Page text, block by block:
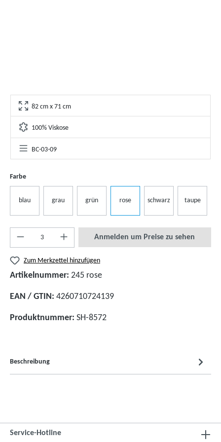
82 cm x 71 cm
100% Viskose
BC-03-09
Farbe
blau grau grün rose schwarz taupe
Anmelden um Preise zu sehen
Zum Merkzettel hinzufügen
Artikelnummer: 245 rose
EAN / GTIN: 4260710724139
Produktnummer: SH-8572
Beschreibung
Service-Hotline